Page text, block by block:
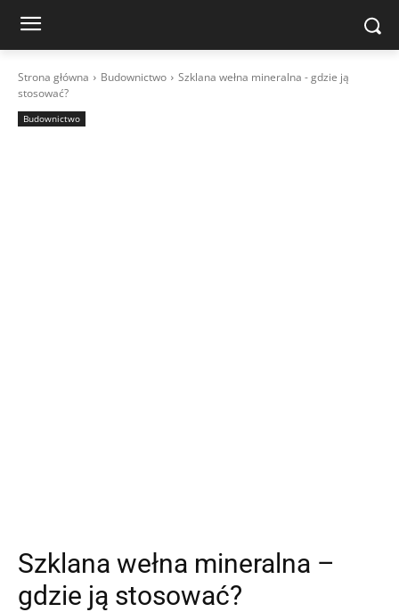
Strona główna Budownictwo
Szklana wełna mineralna - gdzie ją
stosować?
Budownictwo
Szklana wełna mineralna –
gdzie ją stosować?